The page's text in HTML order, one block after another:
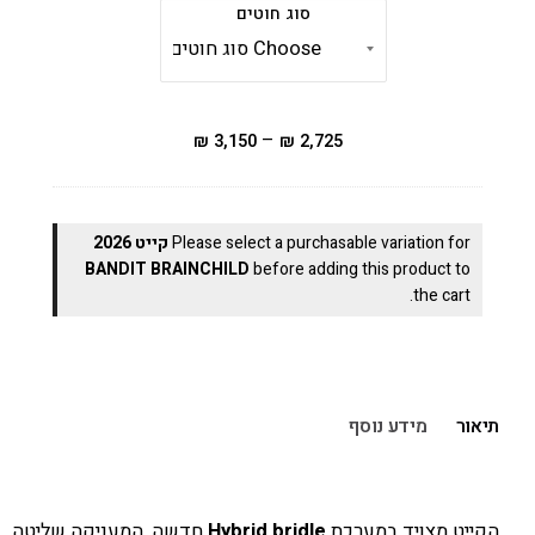
סוג חוטים
₪ 2,725
–
₪ 3,150
Please select a purchasable variation for
קייט 2026
BANDIT BRAINCHILDbefore adding this product to
the cart.
תיאור מידע נוסף